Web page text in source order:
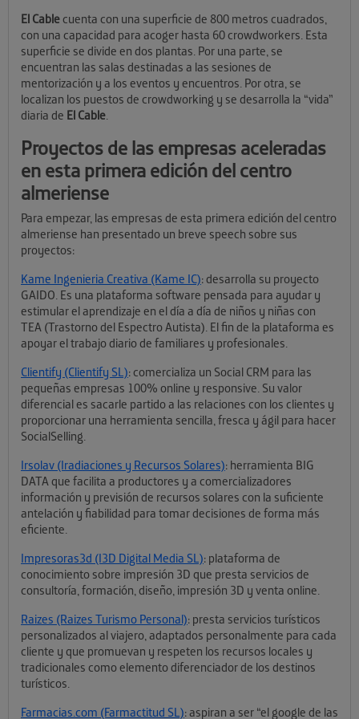
El Cablecuenta con una superficie de 800 metros cuadrados,
con una capacidad para acoger hasta 60 crowdworkers. Esta
superficie se divide en dos plantas. Por una parte, se
encuentran las salas destinadas a las sesiones de
mentorización y a los eventos y encuentros. Por otra, se
localizan los puestos de crowdworking y se desarrolla la “vida”
diaria de El Cable.
Proyectos de las empresas aceleradas
en esta primera edición del centro
almeriense
Para empezar, las empresas de esta primera edición del centro
almeriense han presentado un breve speech sobre sus
proyectos:
Kame Ingenieria Creativa (Kame IC): desarrolla su proyecto
GAIDO. Es una plataforma software pensada para ayudar y
estimular el aprendizaje en el día a día de niños y niñas con
TEA (Trastorno del Espectro Autista). El fin de la plataforma es
apoyar el trabajo diario de familiares y profesionales.
Clientify (Clientify SL): comercializa un Social CRM para las
pequeñas empresas 100% online y responsive. Su valor
diferencial es sacarle partido a las relaciones con los clientes y
proporcionar una herramienta sencilla, fresca y ágil para hacer
SocialSelling.
Irsolav (Iradiaciones y Recursos Solares): herramienta BIG
DATA que facilita a productores y a comercializadores
información y previsión de recursos solares con la suficiente
antelación y fiabilidad para tomar decisiones de forma más
eficiente.
Impresoras3d (I3D Digital Media SL): plataforma de
conocimiento sobre impresión 3D que presta servicios de
consultoría, formación, diseño, impresión 3D y venta online.
Raizes (Raizes Turismo Personal): presta servicios turísticos
personalizados al viajero, adaptados personalmente para cada
cliente y que promuevan y respeten los recursos locales y
tradicionales como elemento diferenciador de los destinos
turísticos.
Farmacias.com (Farmactitud SL): aspiran a ser “el google de las